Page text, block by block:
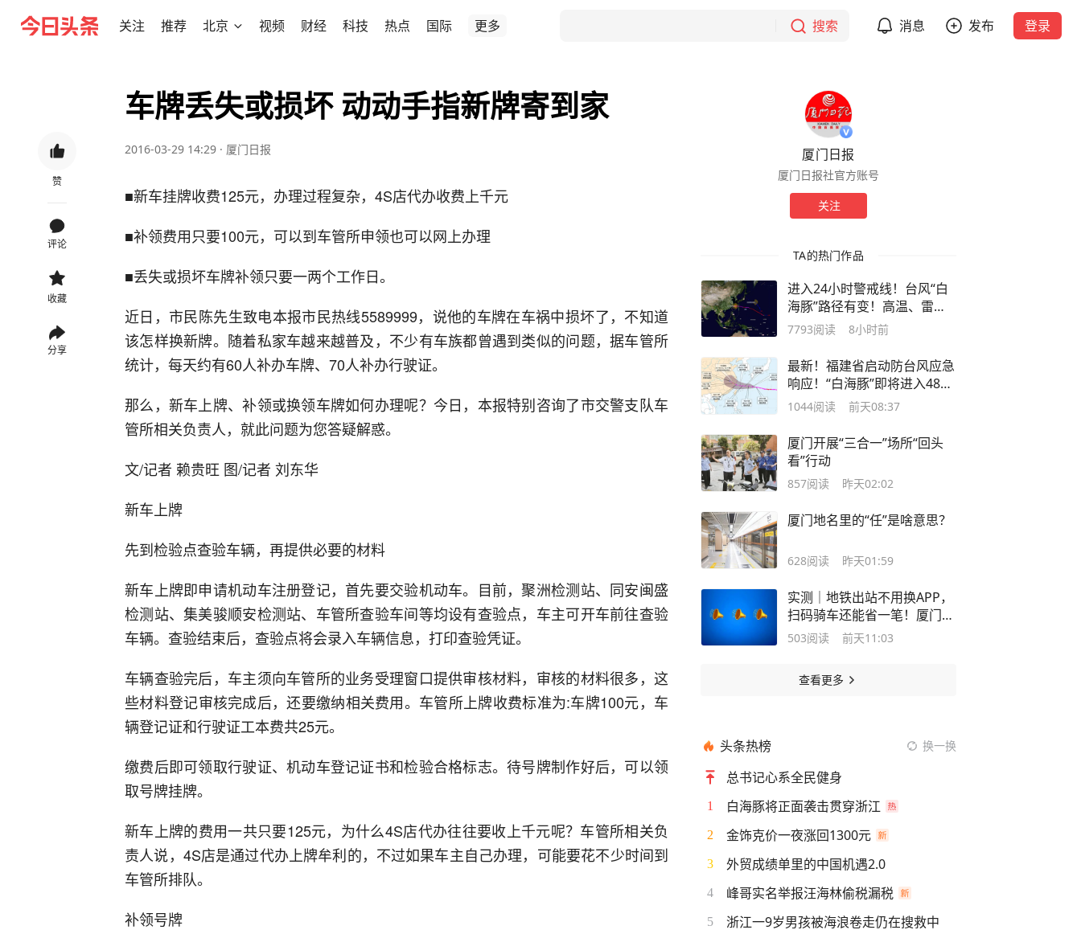
关注 推荐 北京 视频 财经 科技 热点 国际 更多 搜索 消息 发布 登录
赞
评论
收藏
分享
车牌丢失或损坏 动动手指新牌寄到家
2016-03-29 14:29 · 厦门日报
■新车挂牌收费125元，办理过程复杂，4S店代办收费上千元
■补领费用只要100元，可以到车管所申领也可以网上办理
■丢失或损坏车牌补领只要一两个工作日。
近日，市民陈先生致电本报市民热线5589999，说他的车牌在车祸中损坏了，不知道
该怎样换新牌。随着私家车越来越普及，不少有车族都曾遇到类似的问题，据车管所
统计，每天约有60人补办车牌、70人补办行驶证。
那么，新车上牌、补领或换领车牌如何办理呢？今日，本报特别咨询了市交警支队车
管所相关负责人，就此问题为您答疑解惑。
文/记者 赖贵旺 图/记者 刘东华
新车上牌
先到检验点查验车辆，再提供必要的材料
新车上牌即申请机动车注册登记，首先要交验机动车。目前，聚洲检测站、同安闽盛
检测站、集美骏顺安检测站、车管所查验车间等均设有查验点，车主可开车前往查验
车辆。查验结束后，查验点将会录入车辆信息，打印查验凭证。
车辆查验完后，车主须向车管所的业务受理窗口提供审核材料，审核的材料很多，这
些材料登记审核完成后，还要缴纳相关费用。车管所上牌收费标准为:车牌100元，车
辆登记证和行驶证工本费共25元。
缴费后即可领取行驶证、机动车登记证书和检验合格标志。待号牌制作好后，可以领
取号牌挂牌。
新车上牌的费用一共只要125元，为什么4S店代办往往要收上千元呢？车管所相关负
责人说，4S店是通过代办上牌牟利的，不过如果车主自己办理，可能要花不少时间到
车管所排队。
补领号牌
厦门日报
厦门日报社官方账号
关注
TA的热门作品
进入24小时警戒线！台风“白
海豚”路径有变！高温、雷
电、大风、大雨齐袭，厦门发
7793阅读 8小时前
最新！福建省启动防台风应急
响应！“白海豚”即将进入48小
时台风警戒线
1044阅读 前天08:37
厦门开展“三合一”场所“回头
看”行动
857阅读 昨天02:02
厦门地名里的“任”是啥意思？
628阅读 昨天01:59
实测｜地铁出站不用换APP，
扫码骑车还能省一笔！厦门这
波操作很贴心
503阅读 前天11:03
查看更多
头条热榜 换一换
总书记心系全民健身
1 白海豚将正面袭击贯穿浙江
2 金饰克价一夜涨回1300元
3 外贸成绩单里的中国机遇2.0
4 峰哥实名举报汪海林偷税漏税
5 浙江一9岁男孩被海浪卷走仍在搜救中